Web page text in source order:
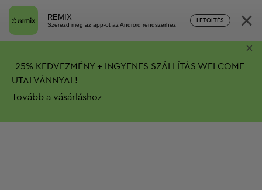
REMIX
Szerezd meg az app-ot az Android rendszerhez
LETÖLTÉS ×
-25% KEDVEZMÉNY + INGYENES SZÁLLÍTÁS WELCOME
UTALVÁNNYAL!
Tovább a vásárláshoz
×